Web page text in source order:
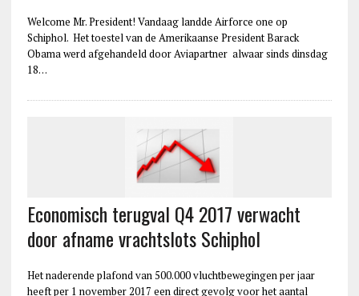
Welcome Mr. President! Vandaag landde Airforce one op
Schiphol. Het toestel van de Amerikaanse President Barack
Obama werd afgehandeld door Aviapartner alwaar sinds dinsdag
18…
Economisch terugval Q4 2017 verwacht
door afname vrachtslots Schiphol
Het naderende plafond van 500.000 vluchtbewegingen per jaar
heeft per 1 november 2017 een direct gevolg voor het aantal